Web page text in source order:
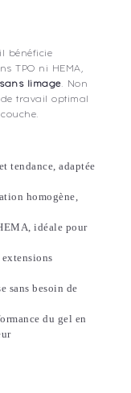
bénéficie
TPO ni HEMA,
limage. Non
travail optimal
tendance, adaptée
homogène,
idéale pour
sans besoin de
du gel en